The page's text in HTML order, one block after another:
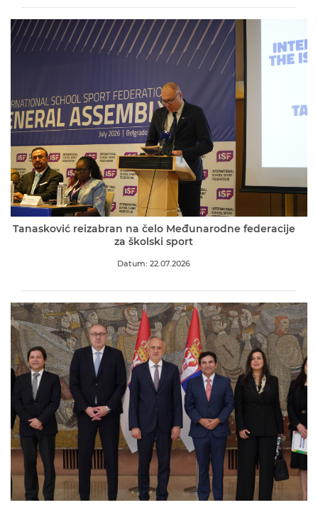
Tanasković reizabran na čelo Međunarodne federacije
za školski sport
Datum: 22.07.2026